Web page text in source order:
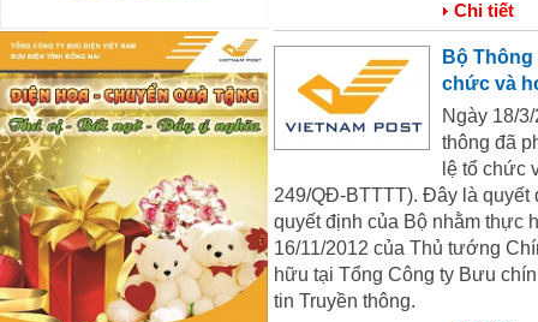
Chi tiết
Bộ Thông
chức và
Ngày 18/
thông đã
lệ tổ chức
249/QĐ-BTTTT). Đây là quyết
quyết định của Bộ nhằm thực
16/11/2012 của Thủ tướng
hữu tại Tổng Công ty Bưu
tin Truyền thông.